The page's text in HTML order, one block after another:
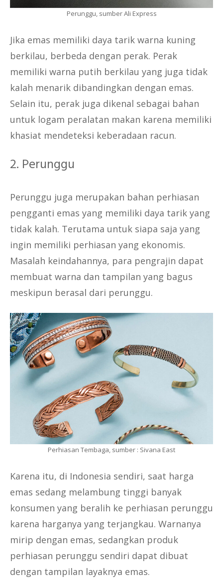
Perunggu, sumber Ali Express
Jika emas memiliki daya tarik warna kuning
berkilau, berbeda dengan perak. Perak
memiliki warna putih berkilau yang juga tidak
kalah menarik dibandingkan dengan emas.
Selain itu, perak juga dikenal sebagai bahan
untuk logam peralatan makan karena memiliki
khasiat mendeteksi keberadaan racun.
2. Perunggu
Perunggu juga merupakan bahan perhiasan
pengganti emas yang memiliki daya tarik yang
tidak kalah. Terutama untuk siapa saja yang
ingin memiliki perhiasan yang ekonomis.
Masalah keindahannya, para pengrajin dapat
membuat warna dan tampilan yang bagus
meskipun berasal dari perunggu.
Perhiasan Tembaga, sumber : Sivana East
Karena itu, di Indonesia sendiri, saat harga
emas sedang melambung tinggi banyak
konsumen yang beralih ke perhiasan perunggu
karena harganya yang terjangkau. Warnanya
mirip dengan emas, sedangkan produk
perhiasan perunggu sendiri dapat dibuat
dengan tampilan layaknya emas.